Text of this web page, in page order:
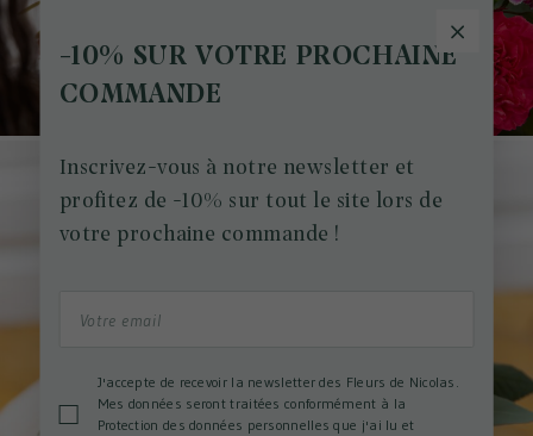
-10% SUR VOTRE PROCHAINE
COMMANDE
Inscrivez-vous à notre newsletter et
profitez de -10% sur tout le site lors de
votre prochaine commande !
J'accepte de recevoir la newsletter des Fleurs de Nicolas.
Mes données seront traitées conformément à la
Protection des données personnelles que j'ai lu et